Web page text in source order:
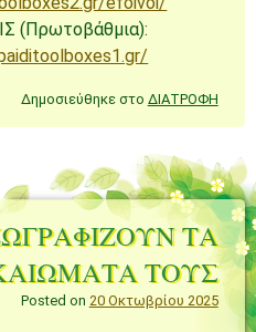
(Πρωτοβάθμια):
Δημοσιεύθηκε στο ΔΙΑΤΡΟΦΗ
ΤΑ
ΤΟΥΣ
Posted on 20 Οκτωβρίου 2025